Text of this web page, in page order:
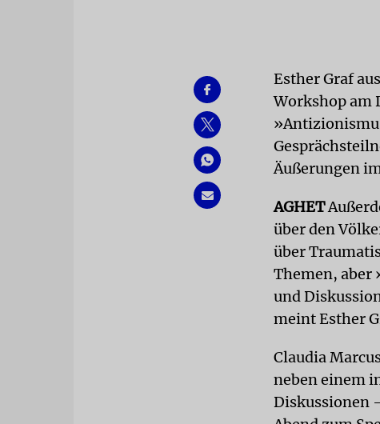
Esther Graf
Workshop am
Äußerungen
AGHET
über den
über
Themen, aber
und
meint Esther
Claudia
neben einem
Diskussionen